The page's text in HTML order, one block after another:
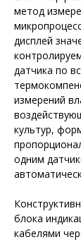
метод
дисплей
датчика по
измерений
культур,
одним
блока
кабелями